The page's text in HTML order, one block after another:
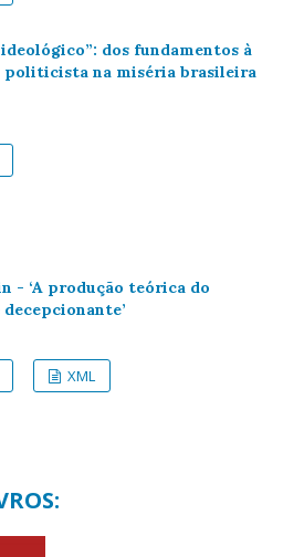
dos fundamentos à
politicista na miséria brasileira
- ‘A produção teórica do
XML